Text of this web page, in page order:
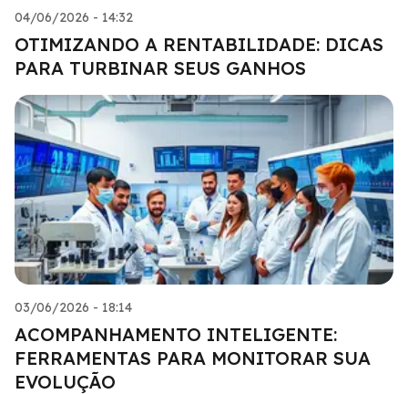
04/06/2026 - 14:32
OTIMIZANDO A RENTABILIDADE: DICAS
PARA TURBINAR SEUS GANHOS
03/06/2026 - 18:14
ACOMPANHAMENTO INTELIGENTE:
FERRAMENTAS PARA MONITORAR SUA
EVOLUÇÃO